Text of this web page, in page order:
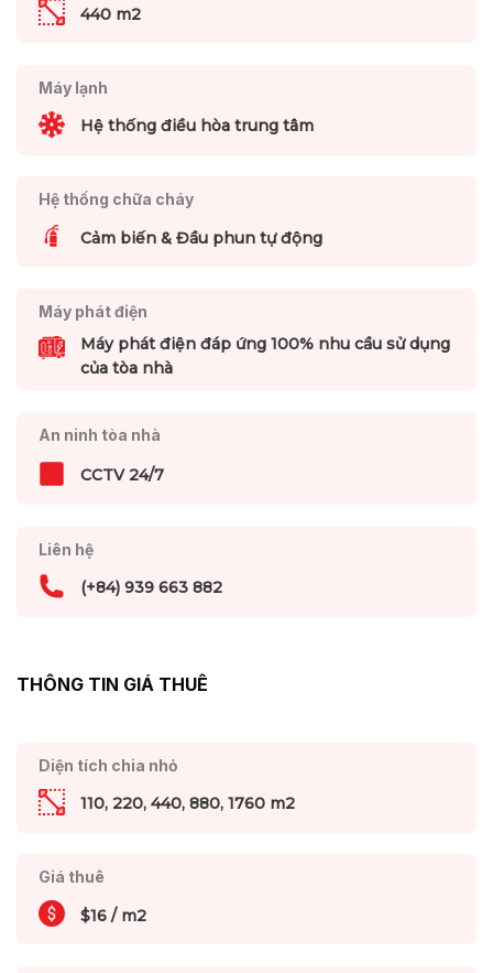
440 m2
Máy lạnh
Hệ thống điều hòa trung tâm
Hệ thống chữa cháy
Cảm biến & Đầu phun tự động
Máy phát điện
Máy phát điện đáp ứng 100% nhu cầu sử dụng
của tòa nhà
An ninh tòa nhà
CCTV 24/7
Liên hệ
(+84) 939 663 882
THÔNG TIN GIÁ THUÊ
Diện tích chia nhỏ
110, 220, 440, 880, 1760 m2
Giá thuê
$16 / m2